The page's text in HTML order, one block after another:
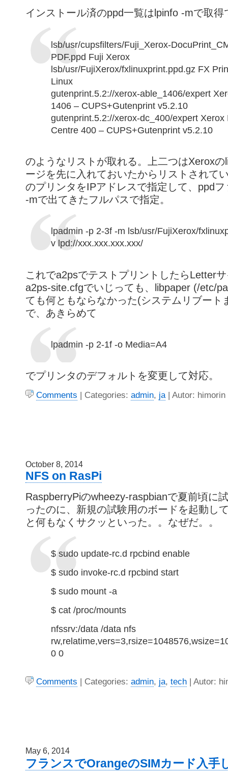
インストール済のppd一覧はlpinfo -mで取得
lsb/usr/cupsfilters/Fuji_Xerox-
PDF.ppd Fuji Xerox
lsb/usr/FujiXerox/fxlinuxprint.ppd.gz FX
Linux
gutenprint.5.2://xerox-able_1406/expert
1406 – CUPS+Gutenprint v5.2.10
gutenprint.5.2://xerox-dc_400/expert Xerox
Centre 400 – CUPS+Gutenprint v5.2.10
のようなリストが取れる。上二つはXerox
ージを先に入れておいたからリストされて
のプリンタをIPアドレスで指定して、ppd
-mで出てきたフルパスで指定。
lpadmin -p 2-3f -m lsb/usr/FujiXerox/
v lpd://xxx.xxx.xxx.xxx/
これでa2psでテストプリントしたらLetter
a2ps-site.cfgでいじっても、libpaper (/etc/
ても何ともならなかった(システムリブート
で、あきらめて
lpadmin -p 2-1f -o Media=A4
でプリンタのデフォルトを変更して対応。
Comments | Categories: admin, ja| Autor: himorin
October 8, 2014
NFS on RasPi
RaspberryPiのwheezy-raspbianで夏前頃に
ったのに、新規の試験用のボードを起動し
と何もなくサクッといった。。なぜだ。。
$ sudo update-rc.d rpcbind enable
$ sudo invoke-rc.d rpcbind start
$ sudo mount -a
$ cat /proc/mounts
nfssrv:/data /data nfs
0 0
Comments | Categories: admin, ja, tech | Autor:
May 6, 2014
フランスでOrangeのSIMカード入手